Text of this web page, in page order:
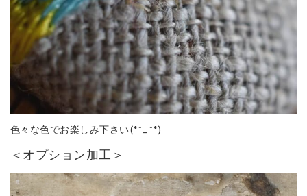
色々な色でお楽しみ下さい(*^_^*)
＜オプション加工＞